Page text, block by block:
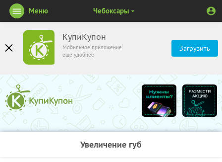
КупиКупон
Мобильное приложение
ещё удобнее
Загрузить
Меню Чебоксары
Увеличение губ